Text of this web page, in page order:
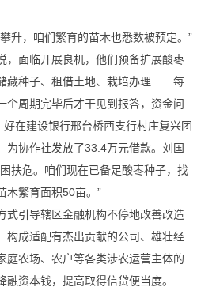
，咱们繁育的苗木也悉数被预定。”
，面临开展良机，他们预备扩展酸枣
藏种子、租借土地、栽培办理……每
个周期完毕后才干见到报答，资金问
好在建设银行邢台桥西支行村庄复兴团
为协作社发放了33.4万元借款。刘国
扶危。咱们现在已备足酸枣种子，找
木繁育面积50亩。”
引导辖区金融机构不停地改善改造
构成适配有杰出贡献的公司、雄壮经
庭农场、农户等各类涉农运营主体的
融资本钱，提高取得信贷便当度。